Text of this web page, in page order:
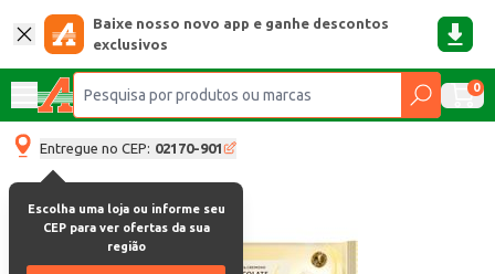
Baixe nosso novo app e ganhe descontos
exclusivos
0
Entregue no CEP: 02170-901
Escolha uma loja ou informe seu
CEP para ver ofertas da sua
região